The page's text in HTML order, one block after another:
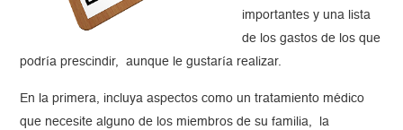
importantes y una lista
de los gastos de los que
podría prescindir, aunque le gustaría realizar.
En la primera, incluya aspectos como un tratamiento médico
que necesite alguno de los miembros de su familia, la